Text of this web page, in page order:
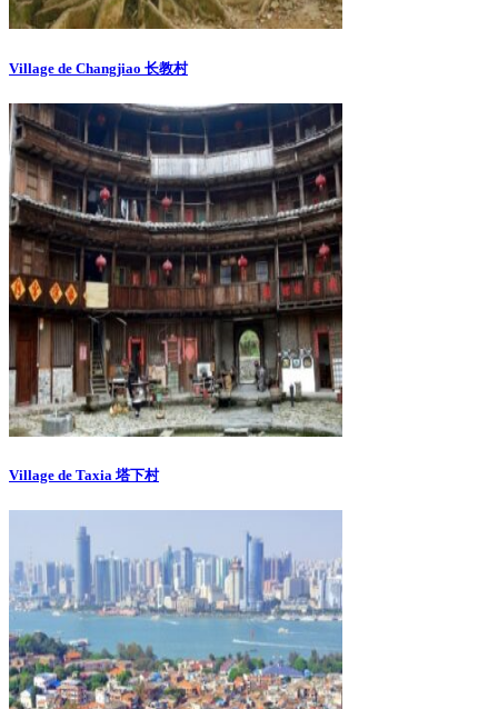
Village de Changjiao 长教村
Village de Taxia 塔下村